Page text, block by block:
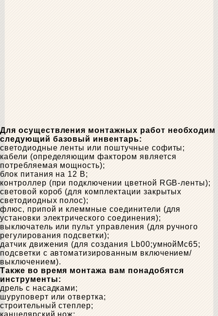
Для осуществления монтажных работ необходим
следующий базовый инвентарь:
светодиодные ленты или поштучные софиты;
кабели (определяющим фактором является
потребляемая мощность);
блок питания на 12 В;
контроллер (при подключении цветной RGB-ленты);
световой короб (для комплектации закрытых
светодиодных полос);
флюс, припой и клеммные соединители (для
установки электрического соединения);
выключатель или пульт управления (для ручного
регулирования подсветки);
датчик движения (для создания Lb00;умнойMc65;
подсветки с автоматизированным включением/
выключением).
Также во время монтажа вам понадобятся
инструменты:
дрель с насадками;
шуруповерт или отвертка;
строительный степлер;
канцелярский нож;